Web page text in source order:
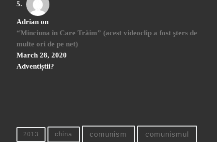
Adrian on
“Minciuna în Care Trăim” (acest videoclip a fost şters de
multe ori de pe net)
March 28, 2020
Adventiștii?
2013 china comunism comunismul